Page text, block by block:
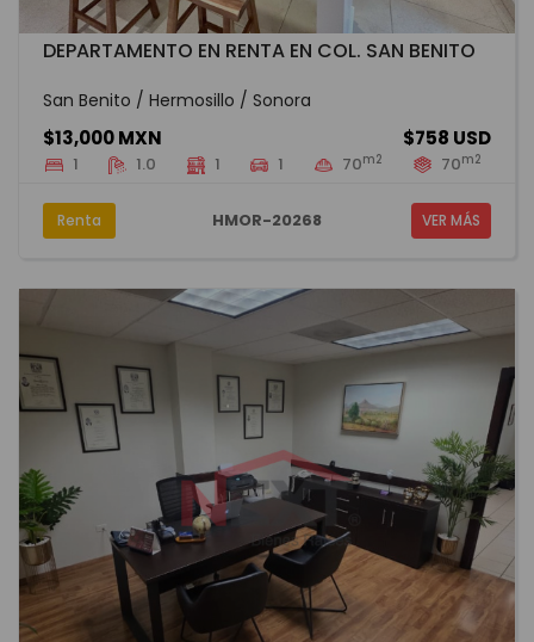
DEPARTAMENTO EN RENTA EN COL. SAN BENITO
San Benito / Hermosillo / Sonora
$13,000 MXN $758 USD
1 1.0 1 1 70m2 70m2
Renta HMOR-20268 VER MÁS